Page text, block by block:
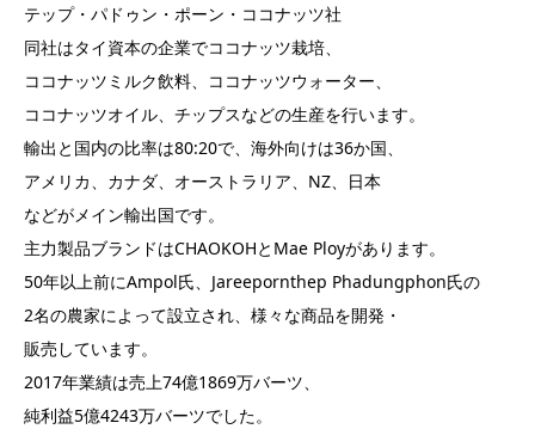
テップ・パドゥン・ポーン・ココナッツ社
同社はタイ資本の企業でココナッツ栽培、
ココナッツミルク飲料、ココナッツウォーター、
ココナッツオイル、チップスなどの生産を行います。
輸出と国内の比率は80:20で、海外向けは36か国、
アメリカ、カナダ、オーストラリア、NZ、日本
などがメイン輸出国です。
主力製品ブランドはCHAOKOHとMae Ployがあります。
50年以上前にAmpol氏、Jareepornthep Phadungphon氏の
2名の農家によって設立され、様々な商品を開発・
販売しています。
2017年業績は売上74億1869万バーツ、
純利益5億4243万バーツでした。